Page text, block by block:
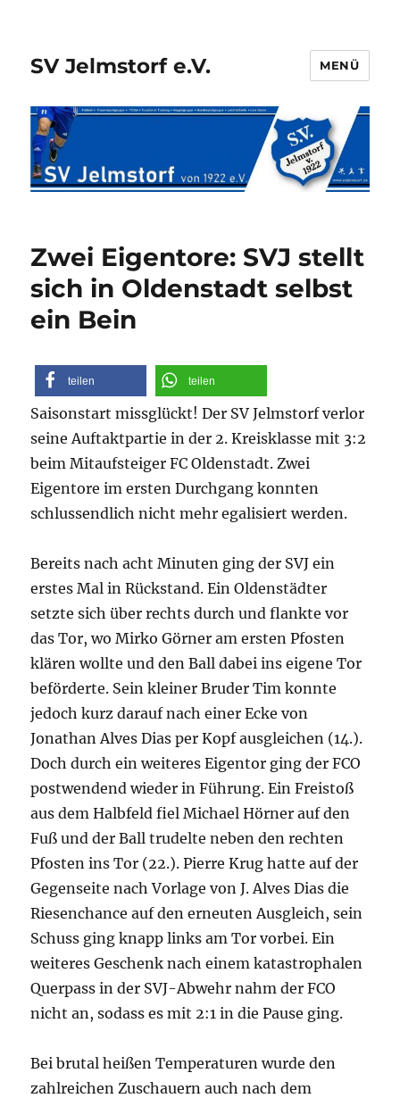
SV Jelmstorf e.V. MENÜ
Zwei Eigentore: SVJ stellt
sich in Oldenstadt selbst
ein Bein
teilen teilen
Saisonstart missglückt! Der SV Jelmstorf verlor
seine Auftaktpartie in der 2. Kreisklasse mit 3:2
beim Mitaufsteiger FC Oldenstadt. Zwei
Eigentore im ersten Durchgang konnten
schlussendlich nicht mehr egalisiert werden.
Bereits nach acht Minuten ging der SVJ ein
erstes Mal in Rückstand. Ein Oldenstädter
setzte sich über rechts durch und flankte vor
das Tor, wo Mirko Görner am ersten Pfosten
klären wollte und den Ball dabei ins eigene Tor
beförderte. Sein kleiner Bruder Tim konnte
jedoch kurz darauf nach einer Ecke von
Jonathan Alves Dias per Kopf ausgleichen (14.).
Doch durch ein weiteres Eigentor ging der FCO
postwendend wieder in Führung. Ein Freistoß
aus dem Halbfeld fiel Michael Hörner auf den
Fuß und der Ball trudelte neben den rechten
Pfosten ins Tor (22.). Pierre Krug hatte auf der
Gegenseite nach Vorlage von J. Alves Dias die
Riesenchance auf den erneuten Ausgleich, sein
Schuss ging knapp links am Tor vorbei. Ein
weiteres Geschenk nach einem katastrophalen
Querpass in der SVJ-Abwehr nahm der FCO
nicht an, sodass es mit 2:1 in die Pause ging.
Bei brutal heißen Temperaturen wurde den
zahlreichen Zuschauern auch nach dem